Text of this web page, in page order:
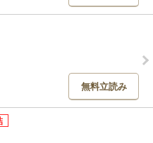
無料立読み